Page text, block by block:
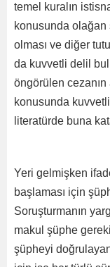
temel kuralın
konusunda
olması ve diğer
da kuvvetli delil
öngörülen cezanın
konusunda
literatürde buna
Yeri gelmişken
başlaması için
Soruşturmanın
makul şüphe
şüpheyi